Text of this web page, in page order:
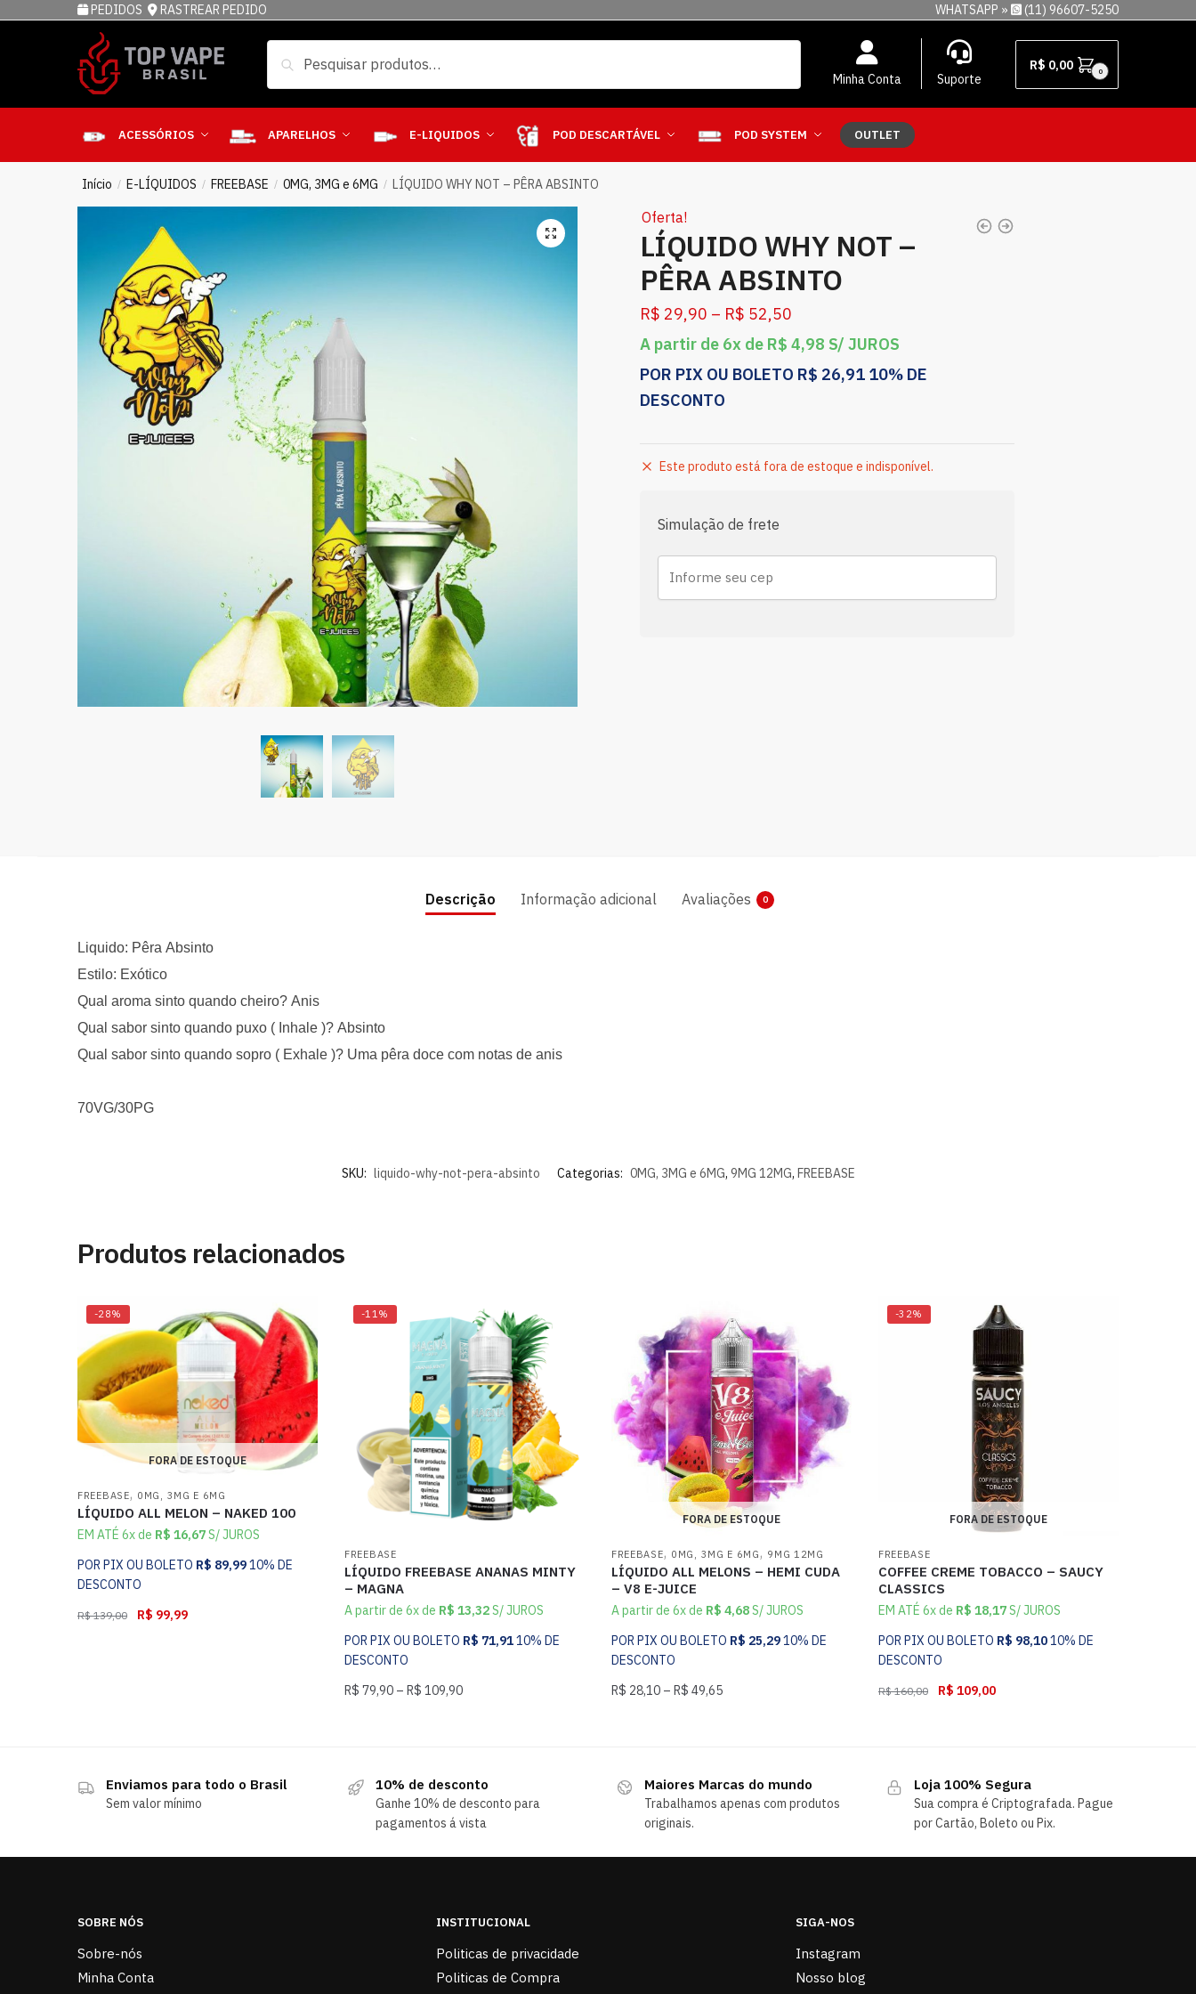
PEDIDOS RASTREAR PEDIDO WHATSAPP » (11) 96607-5250
Minha Conta Suporte
R$ 0,00 0
ACESSÓRIOS APARELHOS E-LIQUIDOS POD DESCARTÁVEL POD SYSTEM OUTLET
Início / E-LÍQUIDOS / FREEBASE / 0MG, 3MG e 6MG / LÍQUIDO WHY NOT – PÊRA ABSINTO
Oferta!
LÍQUIDO WHY NOT –
PÊRA ABSINTO
R$ 29,90 – R$ 52,50
A partir de 6x de R$ 4,98 S/ JUROS
POR PIX OU BOLETO R$ 26,91 10% DE
DESCONTO
Este produto está fora de estoque e indisponível.
Simulação de frete
Descrição Informação adicional Avaliações 0
Liquido: Pêra Absinto
Estilo: Exótico
Qual aroma sinto quando cheiro? Anis
Qual sabor sinto quando puxo ( Inhale )? Absinto
Qual sabor sinto quando sopro ( Exhale )? Uma pêra doce com notas de anis
70VG/30PG
SKU: liquido-why-not-pera-absinto Categorias: 0MG, 3MG e 6MG, 9MG 12MG, FREEBASE
Produtos relacionados
-28%
FORA DE ESTOQUE
FREEBASE, 0MG, 3MG E 6MG
LÍQUIDO ALL MELON – NAKED 100
EM ATÉ 6x de R$ 16,67S/ JUROS
POR PIX OU BOLETO R$ 89,9910% DE
DESCONTO
R$139,00 R$ 99,99
-11%
FREEBASE
LÍQUIDO FREEBASE ANANAS MINTY
– MAGNA
A partir de 6x de R$ 13,32S/ JUROS
POR PIX OU BOLETO R$ 71,9110% DE
DESCONTO
R$ 79,90 – R$ 109,90
FORA DE ESTOQUE
FREEBASE, 0MG, 3MG E 6MG, 9MG 12MG
LÍQUIDO ALL MELONS – HEMI CUDA
– V8 E-JUICE
A partir de 6x de R$ 4,68S/ JUROS
POR PIX OU BOLETO R$ 25,2910% DE
DESCONTO
R$ 28,10– R$ 49,65
-32%
FORA DE ESTOQUE
FREEBASE
COFFEE CREME TOBACCO – SAUCY
CLASSICS
EM ATÉ 6x de R$ 18,17S/ JUROS
POR PIX OU BOLETO R$ 98,1010% DE
DESCONTO
R$160,00 R$ 109,00
Enviamos para todo o Brasil
Sem valor mínimo
10% de desconto
Ganhe 10% de desconto para
pagamentos á vista
Maiores Marcas do mundo
Trabalhamos apenas com produtos
originais.
Loja 100% Segura
Sua compra é Criptografada. Pague
por Cartão, Boleto ou Pix.
SOBRE NÓS
Sobre-nós
Minha Conta
INSTITUCIONAL
Politicas de privacidade
Politicas de Compra
SIGA-NOS
Instagram
Nosso blog